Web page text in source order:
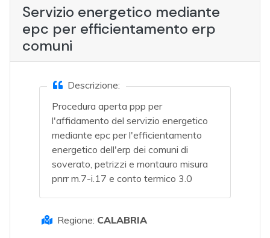
Servizio energetico mediante
epc per efficientamento erp
comuni
Descrizione:
Procedura aperta ppp per
l'affidamento del servizio energetico
mediante epc per l'efficientamento
energetico dell'erp dei comuni di
soverato, petrizzi e montauro misura
pnrr m.7-i.17 e conto termico 3.0
Regione: CALABRIA